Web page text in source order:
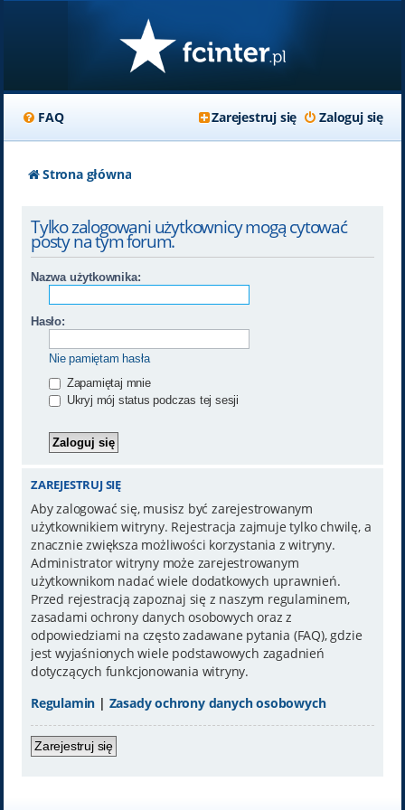
FAQ Zaloguj się
Zarejestruj się
Strona główna
Tylko zalogowani użytkownicy mogą cytować
posty na tym forum.
Nazwa użytkownika:
Hasło:
Nie pamiętam hasła
Zapamiętaj mnie
Ukryj mój status podczas tej sesji
ZAREJESTRUJ SIĘ
Aby zalogować się, musisz być zarejestrowanym
użytkownikiem witryny. Rejestracja zajmuje tylko chwilę, a
znacznie zwiększa możliwości korzystania z witryny.
Administrator witryny może zarejestrowanym
użytkownikom nadać wiele dodatkowych uprawnień.
Przed rejestracją zapoznaj się z naszym regulaminem,
zasadami ochrony danych osobowych oraz z
odpowiedziami na często zadawane pytania (FAQ), gdzie
jest wyjaśnionych wiele podstawowych zagadnień
dotyczących funkcjonowania witryny.
Regulamin | Zasady ochrony danych osobowych
Zarejestruj się